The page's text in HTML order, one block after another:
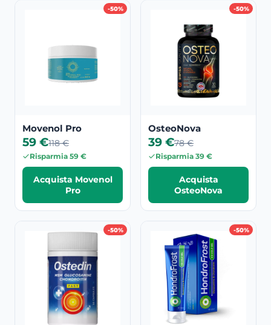
-50%
Movenol Pro
59 €118 €
Risparmia 59 €
Acquista Movenol
Pro
-50%
OsteoNova
39 €78 €
Risparmia 39 €
Acquista
OsteoNova
-50% -50%